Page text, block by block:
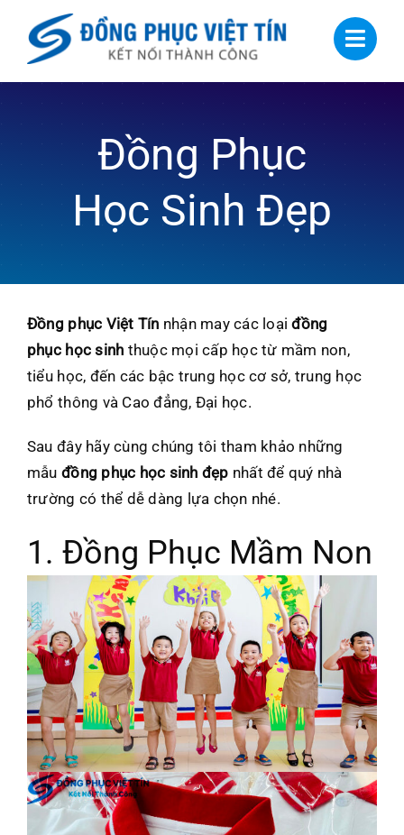
content
Đồng Phục
Học Sinh Đẹp
Đồng phục Việt Tín nhận may các loạiđồng
phục học sinh thuộc mọi cấp học từ mầm non,
tiểu học, đến các bậc trung học cơ sở, trung học
phổ thông và Cao đẳng, Đại học.
Sau đây hãy cùng chúng tôi tham khảo những
mẫuđồng phục học sinh đẹp nhất để quý nhà
trường có thể dễ dàng lựa chọn nhé.
1. Đồng Phục Mầm Non